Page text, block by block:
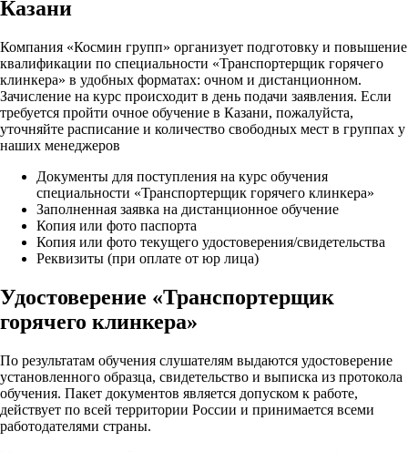
Казани
Компания «Космин групп» организует подготовку и повышение
квалификации по специальности «Транспортерщик горячего
клинкера» в удобных форматах: очном и дистанционном.
Зачисление на курс происходит в день подачи заявления. Если
требуется пройти очное обучение в Казани, пожалуйста,
уточняйте расписание и количество свободных мест в группах у
наших менеджеров
Документы для поступления на курс обучения
специальности «Транспортерщик горячего клинкера»
Заполненная заявка на дистанционное обучение
Копия или фото паспорта
Копия или фото текущего удостоверения/свидетельства
Реквизиты (при оплате от юр лица)
Удостоверение «Транспортерщик
горячего клинкера»
По результатам обучения слушателям выдаются удостоверение
установленного образца, свидетельство и выписка из протокола
обучения. Пакет документов является допуском к работе,
действует по всей территории России и принимается всеми
работодателями страны.